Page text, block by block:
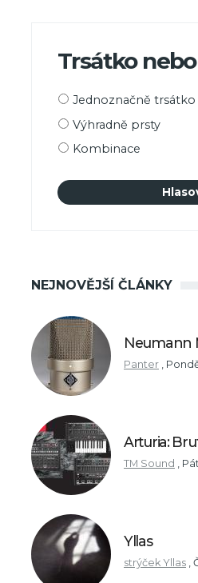
Trsátko
Možnosti
Jednoznačně trsátko
Výhradně prsty
Kombinace
NEJNOVĚJŠÍ ČLÁNKY
Neumann
Panter ,
Arturia:
TM Sound ,
Yllas
strýček Yllas ,